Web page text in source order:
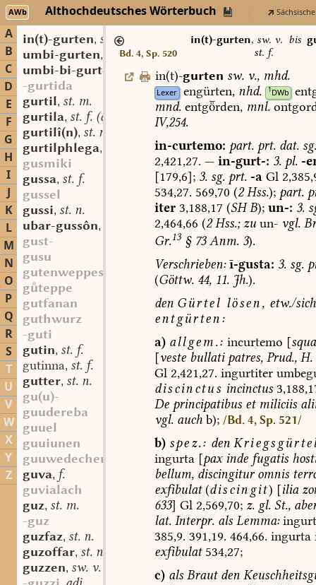
AWb Althochdeutsches Wörterbuch
A
B
C
D
E
F
G
H
I
J
K
L
M
N
O
P
Q
R
S
T
U
V
W
X
Y
Z
in(t)-gurten, sw. v.
umbi-gurten,
sw. v.
umbi-bi-gurten
sw. v.
-gurtida
gurtil, st. m.
gurtila, st. f. (auch sw.?)
gurtilî(n), st. n.
gurtilphlega,
gusmiki
gussa, st. f.
gussel
gussi, st. n.
ubar-gussôn,
gust-
gusu
gutenweppes
gteppe
gutfanan
guthwurz
-guti
gutin, st. f.
gutinna, st. f.
gutter, st. n.
gu(u)-
guudereba
guuel
guuiunen
guuwedechen
guva, f.
guvialach
guz, st. m.
-guz
guzfaz, st. n.
guzoffar, st. n.
guzzen, sw. v.
Bd. 4, Sp. 520
in(t)-gurten, sw. v. bis
st. f.
in(t)-gurten sw. v., mhd.
Lexer engürten, nhd. 1DWb
mnd.entgrden, mnl.
IV,254.
in-curtemo: part.prt.dat.sg.
2,421,27. — in-gurt-: 3.pl. -
[179,6]; 3.sg.prt. -a Gl
534,27. 569,70 (2Hss.); part.
iter3,188,17 (SHB); un-: 3.
2,464,66 (2Hss.;zuun- vgl.
Gr.13 §73 Anm.3).
Verschrieben: ī-gusta: 3.sg.
(Göttw.44, 11.Jh.).
den Gürtel lösen, etw./sich
entgürten:
a) allgem.: incurtemo [
[veste bullatipatres,Prud.,H.
Gl2,421,27. ingurtiter
discinctus incinctus
Deprincipatibusetmiliciis
vgl.auchb); /Bd. 4, Sp. 521/
b) spez.: den
ingurta[pax indefugatis
bellum,discingitur omnis
exfibulat(discingit) [ilia
633] Gl2,569,70; z.gl.St.,
lat.Interpr.alsLemma:
385,9. 391,19. 464,66. ingurta
exfibulat 534,27;
c) alsBrautdenKeuschheitsg